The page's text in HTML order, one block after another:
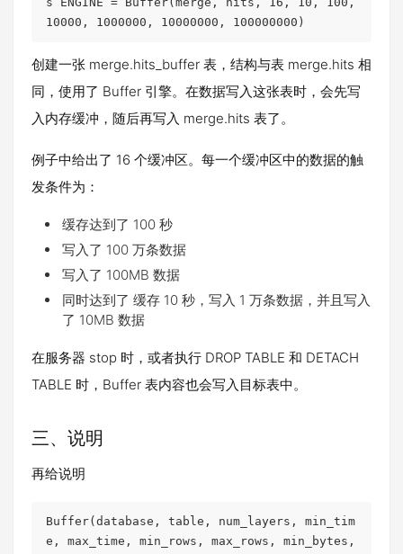
10000, 1000000, 10000000, 100000000)
创建一张 merge.hits_buffer 表，结构与表 merge.hits 相
同，使用了 Buffer 引擎。在数据写入这张表时，会先写
入内存缓冲，随后再写入 merge.hits 表了。
例子中给出了 16 个缓冲区。每一个缓冲区中的数据的触
发条件为：
缓存达到了 100 秒
写入了 100 万条数据
写入了 100MB 数据
同时达到了 缓存 10 秒，写入 1 万条数据，并且写入
了 10MB 数据
在服务器 stop 时，或者执行 DROP TABLE 和 DETACH
TABLE 时，Buffer 表内容也会写入目标表中。
三、说明
再给说明
Buffer(database, table, num_layers, min_tim
e, max_time, min_rows, max_rows, min_bytes,